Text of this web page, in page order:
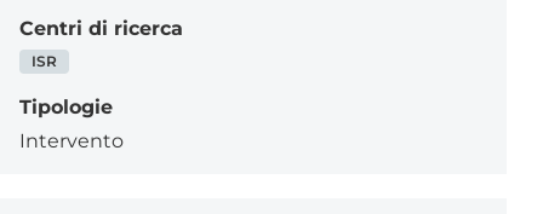
Centri di ricerca
ISR
Tipologie
Intervento